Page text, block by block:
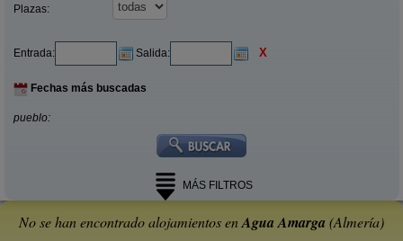
Plazas:
Entrada: Salida: X
Fechas más buscadas
pueblo:
MÁS FILTROS
No se han encontrado alojamientos enAgua Amarga (Almería)